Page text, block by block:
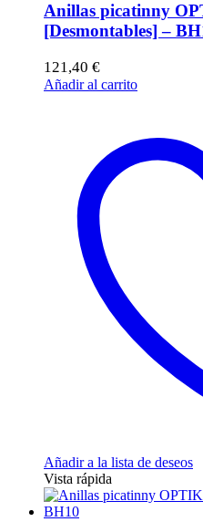
Anillas picatinny
[Desmontables] –
121,40 €
Añadir al carrito
Añadir a la lista de deseos
Vista rápida